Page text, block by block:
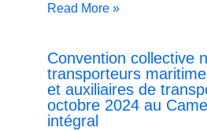
Read More »
Convention collective
transporteurs
et auxiliaires de
octobre 2024 au
intégral